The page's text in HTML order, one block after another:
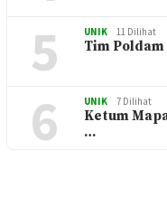
5 UNIK 11 Dilihat
Tim
6 UNIK 7 Dilihat
Ketum
…